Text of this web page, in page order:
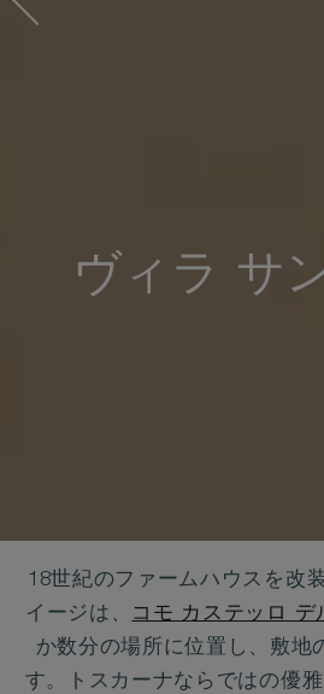
ヴィラ サ
18世紀のファームハウスを改
イージは、 コモ カステッロ デ
か数分の場所に位置し、敷地
す。トスカーナならではの優